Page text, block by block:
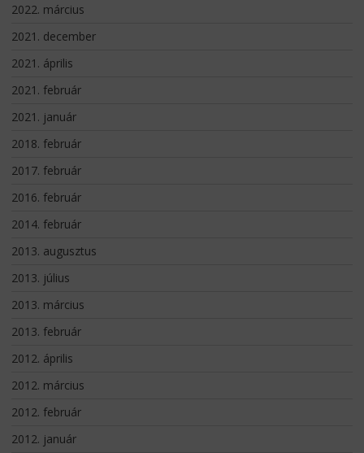
2022. március
2021. december
2021. április
2021. február
2021. január
2018. február
2017. február
2016. február
2014. február
2013. augusztus
2013. július
2013. március
2013. február
2012. április
2012. március
2012. február
2012. január